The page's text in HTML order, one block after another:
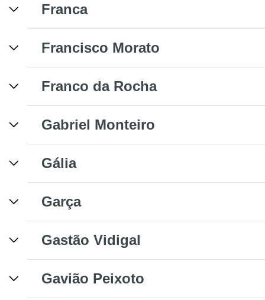
Franca
Francisco Morato
Franco da Rocha
Gabriel Monteiro
Gália
Garça
Gastão Vidigal
Gavião Peixoto